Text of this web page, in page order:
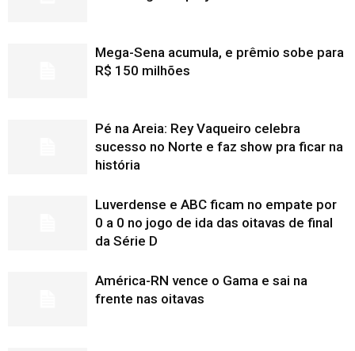
Mega-Sena acumula, e prêmio sobe para
R$ 150 milhões
Pé na Areia: Rey Vaqueiro celebra
sucesso no Norte e faz show pra ficar na
história
Luverdense e ABC ficam no empate por
0 a 0 no jogo de ida das oitavas de final
da Série D
América-RN vence o Gama e sai na
frente nas oitavas